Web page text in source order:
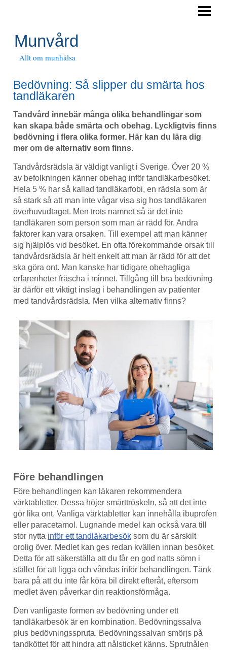
DÅLIG SMAK I MUNNEN
TANDSTEN
TANDHYGIENIST
BLOGG
Munvård
Allt om munhälsa
Bedövning: Så slipper du smärta hos
tandläkaren
Tandvård innebär många olika behandlingar som
kan skapa både smärta och obehag. Lyckligtvis finns
bedövning i flera olika former. Här kan du lära dig
mer om de alternativ som finns.
Tandvårdsrädsla är väldigt vanligt i Sverige. Över 20 %
av befolkningen känner obehag inför tandläkarbesöket.
Hela 5 % har så kallad tandläkarfobi, en rädsla som är
så stark så att man inte vågar visa sig hos tandläkaren
överhuvudtaget. Men trots namnet så är det inte
tandläkaren som person som man är rädd för. Andra
faktorer kan vara orsaken. Till exempel att man känner
sig hjälplös vid besöket. En ofta förekommande orsak till
tandvårdsrädsla är helt enkelt att man är rädd för att det
ska göra ont. Man kanske har tidigare obehagliga
erfarenheter fräscha i minnet. Tillgång till bra bedövning
är därför ett viktigt inslag i behandlingen av patienter
med tandvårdsrädsla. Men vilka alternativ finns?
Före behandlingen
Före behandlingen kan läkaren rekommendera
värktabletter. Dessa höjer smärttröskeln, så att det inte
gör lika ont. Vanliga värktabletter kan innehålla ibuprofen
eller paracetamol. Lugnande medel kan också vara till
stor nytta inför ett tandläkarbesök som du är särskilt
orolig över. Medlet kan ges redan kvällen innan besöket.
Detta för att säkerställa att du får en god natts sömn i
stället för att ligga och våndas inför behandlingen. Tänk
bara på att du inte får köra bil direkt efteråt, eftersom
medlet även påverkar din reaktionsförmåga.
Den vanligaste formen av bedövning under ett
tandläkarbesök är en kombination. Bedövningssalva
plus bedövningsspruta. Bedövningssalvan smörjs på
tandköttet för att hindra att nålsticket känns. Sprutnålen